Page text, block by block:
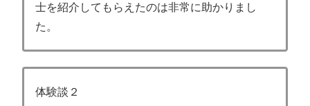
士を紹介してもらえたのは非常に助かりまし
た。
体験談２